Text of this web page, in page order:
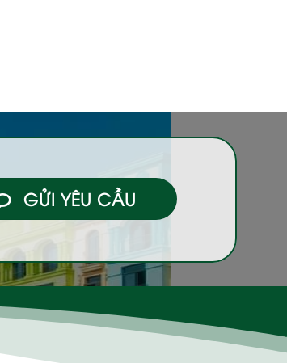
GỬI YÊU CẦU